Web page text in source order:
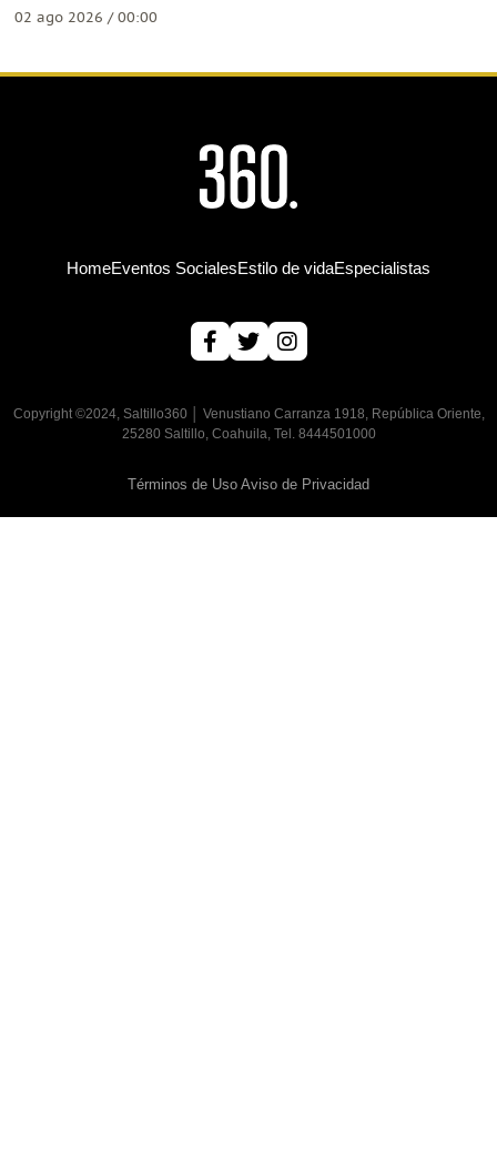
02 ago 2026 / 00:00
HomeEventos SocialesEstilo de vidaEspecialistas
Copyright ©2024, Saltillo360 │ Venustiano Carranza 1918, República Oriente,
25280 Saltillo, Coahuila, Tel. 8444501000
Términos de Uso Aviso de Privacidad